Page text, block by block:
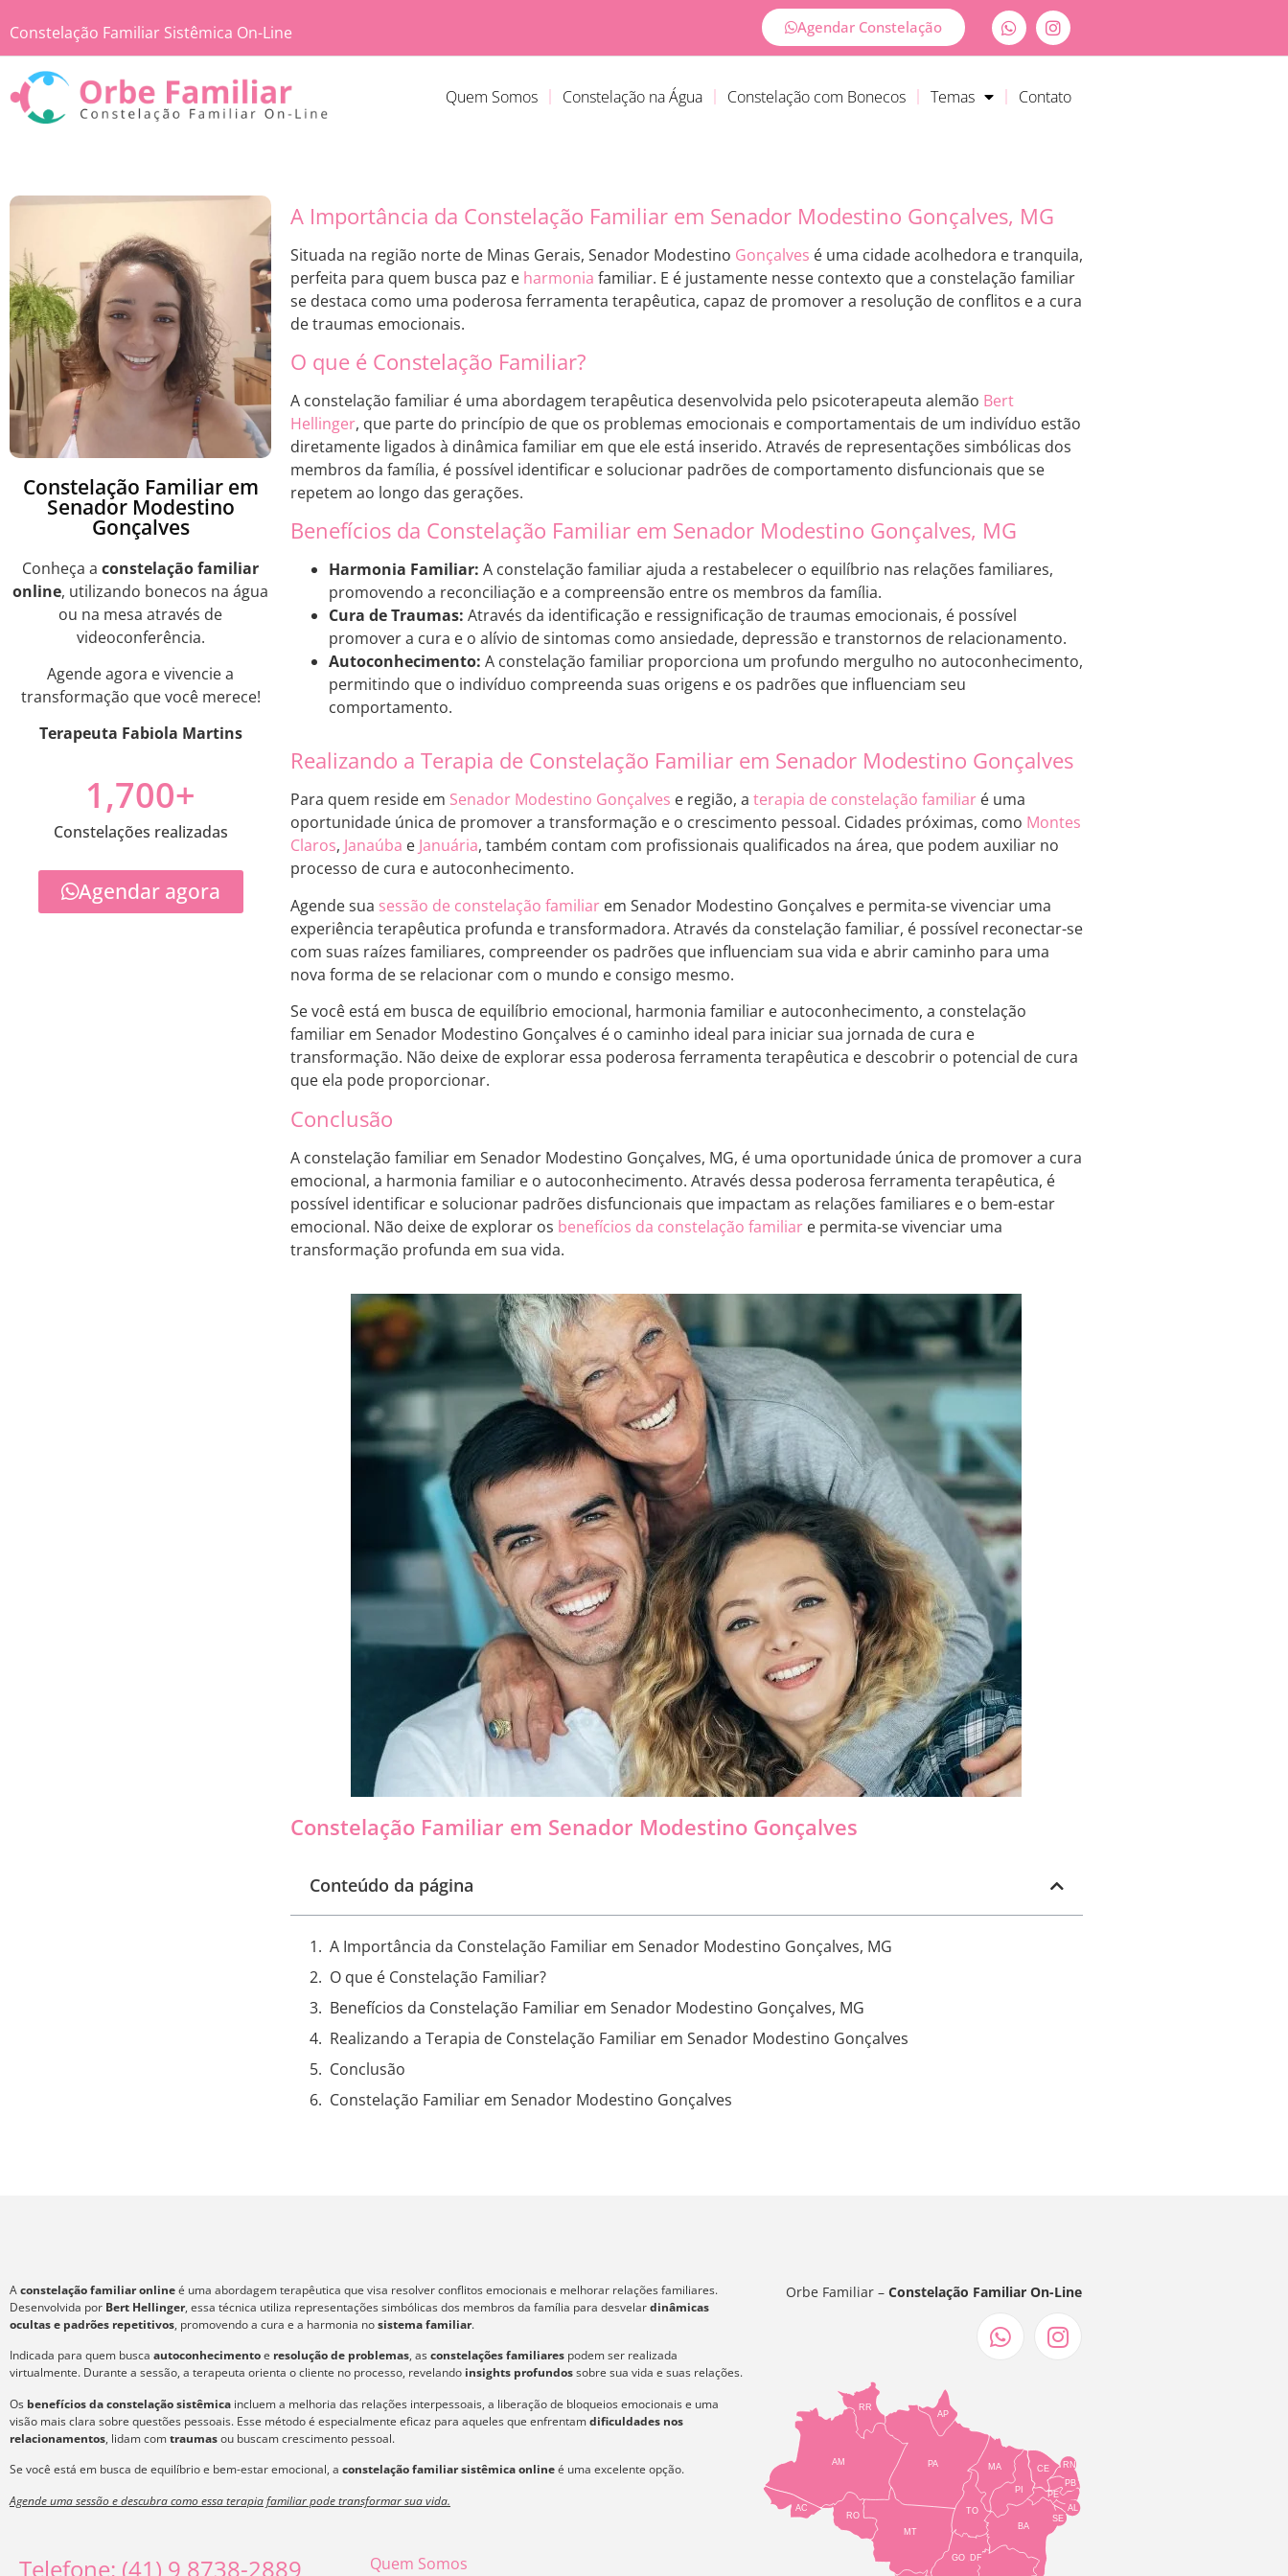
Constelação Familiar Sistêmica On-Line Agendar Constelação
Quem Somos Constelação na Água Constelação com Bonecos Temas Contato
Constelação Familiar em
Senador Modestino
Gonçalves
Conheça a constelação familiar
online, utilizando bonecos na água
ou na mesa através de
videoconferência.
Agende agora e vivencie a
transformação que você merece!
Terapeuta Fabiola Martins
Constelações realizadas
1,700+
Agendar agora
A Importância da Constelação Familiar em Senador Modestino Gonçalves, MG
Situada na região norte de Minas Gerais, Senador Modestino Gonçalves é uma cidade acolhedora e tranquila,
perfeita para quem busca paz e harmonia familiar. E é justamente nesse contexto que a constelação familiar
se destaca como uma poderosa ferramenta terapêutica, capaz de promover a resolução de conflitos e a cura
de traumas emocionais.
O que é Constelação Familiar?
A constelação familiar é uma abordagem terapêutica desenvolvida pelo psicoterapeuta alemão Bert
Hellinger, que parte do princípio de que os problemas emocionais e comportamentais de um indivíduo estão
diretamente ligados à dinâmica familiar em que ele está inserido. Através de representações simbólicas dos
membros da família, é possível identificar e solucionar padrões de comportamento disfuncionais que se
repetem ao longo das gerações.
Benefícios da Constelação Familiar em Senador Modestino Gonçalves, MG
Harmonia Familiar: A constelação familiar ajuda a restabelecer o equilíbrio nas relações familiares,
promovendo a reconciliação e a compreensão entre os membros da família.
Cura de Traumas: Através da identificação e ressignificação de traumas emocionais, é possível
promover a cura e o alívio de sintomas como ansiedade, depressão e transtornos de relacionamento.
Autoconhecimento: A constelação familiar proporciona um profundo mergulho no autoconhecimento,
permitindo que o indivíduo compreenda suas origens e os padrões que influenciam seu
comportamento.
Realizando a Terapia de Constelação Familiar em Senador Modestino Gonçalves
Para quem reside em Senador Modestino Gonçalves e região, a terapia de constelação familiar é uma
oportunidade única de promover a transformação e o crescimento pessoal. Cidades próximas, como Montes
Claros, Janaúba e Januária, também contam com profissionais qualificados na área, que podem auxiliar no
processo de cura e autoconhecimento.
Agende sua sessão de constelação familiar em Senador Modestino Gonçalves e permita-se vivenciar uma
experiência terapêutica profunda e transformadora. Através da constelação familiar, é possível reconectar-se
com suas raízes familiares, compreender os padrões que influenciam sua vida e abrir caminho para uma
nova forma de se relacionar com o mundo e consigo mesmo.
Se você está em busca de equilíbrio emocional, harmonia familiar e autoconhecimento, a constelação
familiar em Senador Modestino Gonçalves é o caminho ideal para iniciar sua jornada de cura e
transformação. Não deixe de explorar essa poderosa ferramenta terapêutica e descobrir o potencial de cura
que ela pode proporcionar.
Conclusão
A constelação familiar em Senador Modestino Gonçalves, MG, é uma oportunidade única de promover a cura
emocional, a harmonia familiar e o autoconhecimento. Através dessa poderosa ferramenta terapêutica, é
possível identificar e solucionar padrões disfuncionais que impactam as relações familiares e o bem-estar
emocional. Não deixe de explorar os benefícios da constelação familiar e permita-se vivenciar uma
transformação profunda em sua vida.
Constelação Familiar em Senador Modestino Gonçalves
Conteúdo da página
A Importância da Constelação Familiar em Senador Modestino Gonçalves, MG
O que é Constelação Familiar?
Benefícios da Constelação Familiar em Senador Modestino Gonçalves, MG
Realizando a Terapia de Constelação Familiar em Senador Modestino Gonçalves
Conclusão
Constelação Familiar em Senador Modestino Gonçalves
Aconstelação familiar onlineé uma abordagem terapêutica que visa resolver conflitos emocionais e melhorar relações familiares.
Desenvolvida por Bert Hellinger, essa técnica utiliza representações simbólicas dos membros da família para desvelardinâmicas
ocultas e padrões repetitivos, promovendo a cura e a harmonia nosistema familiar.
Indicada para quem busca autoconhecimentoe resolução de problemas, asconstelações familiares podem ser realizada
virtualmente. Durante a sessão, a terapeuta orienta o cliente no processo, revelando insights profundossobre sua vida e suas relações.
Os benefícios da constelação sistêmica incluem a melhoria das relações interpessoais, a liberação de bloqueios emocionais e uma
visão mais clara sobre questões pessoais. Esse método é especialmente eficaz para aqueles que enfrentamdificuldades nos
relacionamentos, lidam comtraumasou buscam crescimento pessoal.
Se você está em busca de equilíbrio e bem-estar emocional, a constelação familiar sistêmica onlineé uma excelente opção.
Agende uma sessão e descubra como essa terapia familiar pode transformar sua vida.
Telefone: (41) 9 8738-2889 Quem Somos
Orbe Familiar –Constelação Familiar On-Line
TO
BA
SE
PE
AL
RN
CE
PI
MA
AP
PA
RR
AM
AC
RO
MT
GO DF
PB